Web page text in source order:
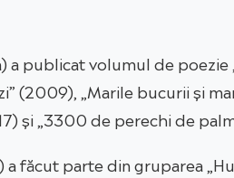
a publicat volumul de
(2009), „Marile bucurii și
și „3300 de perechi de
a făcut parte din gruparea